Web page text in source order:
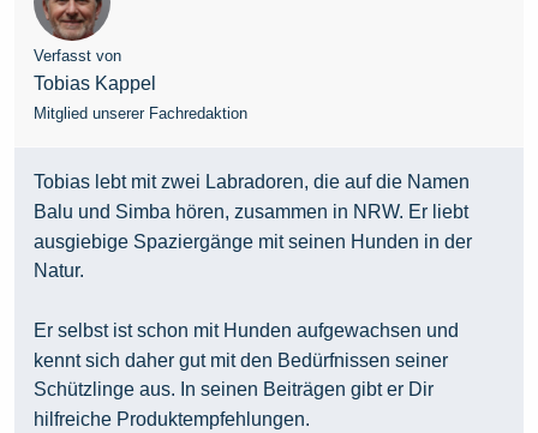
Verfasst von
Tobias Kappel
Mitglied unserer Fachredaktion
Tobias lebt mit zwei Labradoren, die auf die Namen
Balu und Simba hören, zusammen in NRW. Er liebt
ausgiebige Spaziergänge mit seinen Hunden in der
Natur.
Er selbst ist schon mit Hunden aufgewachsen und
kennt sich daher gut mit den Bedürfnissen seiner
Schützlinge aus. In seinen Beiträgen gibt er Dir
hilfreiche Produktempfehlungen.